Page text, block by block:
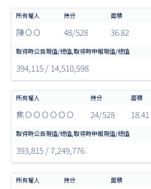
陳ＯＯ 48/528 36.82
394,115 / 14,510,598
焦ＯＯＯＯＯＯ 24/528 18.41
393,815 / 7,249,776